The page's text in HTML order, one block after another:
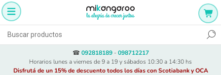
☎ 092818189- 098712217
Horarios lunes a viernes de 9 a 19 y sábados 10:30 a 14:30 hs
Disfrutá de un 15% de descuento todos los días con Scotiabank y OCA